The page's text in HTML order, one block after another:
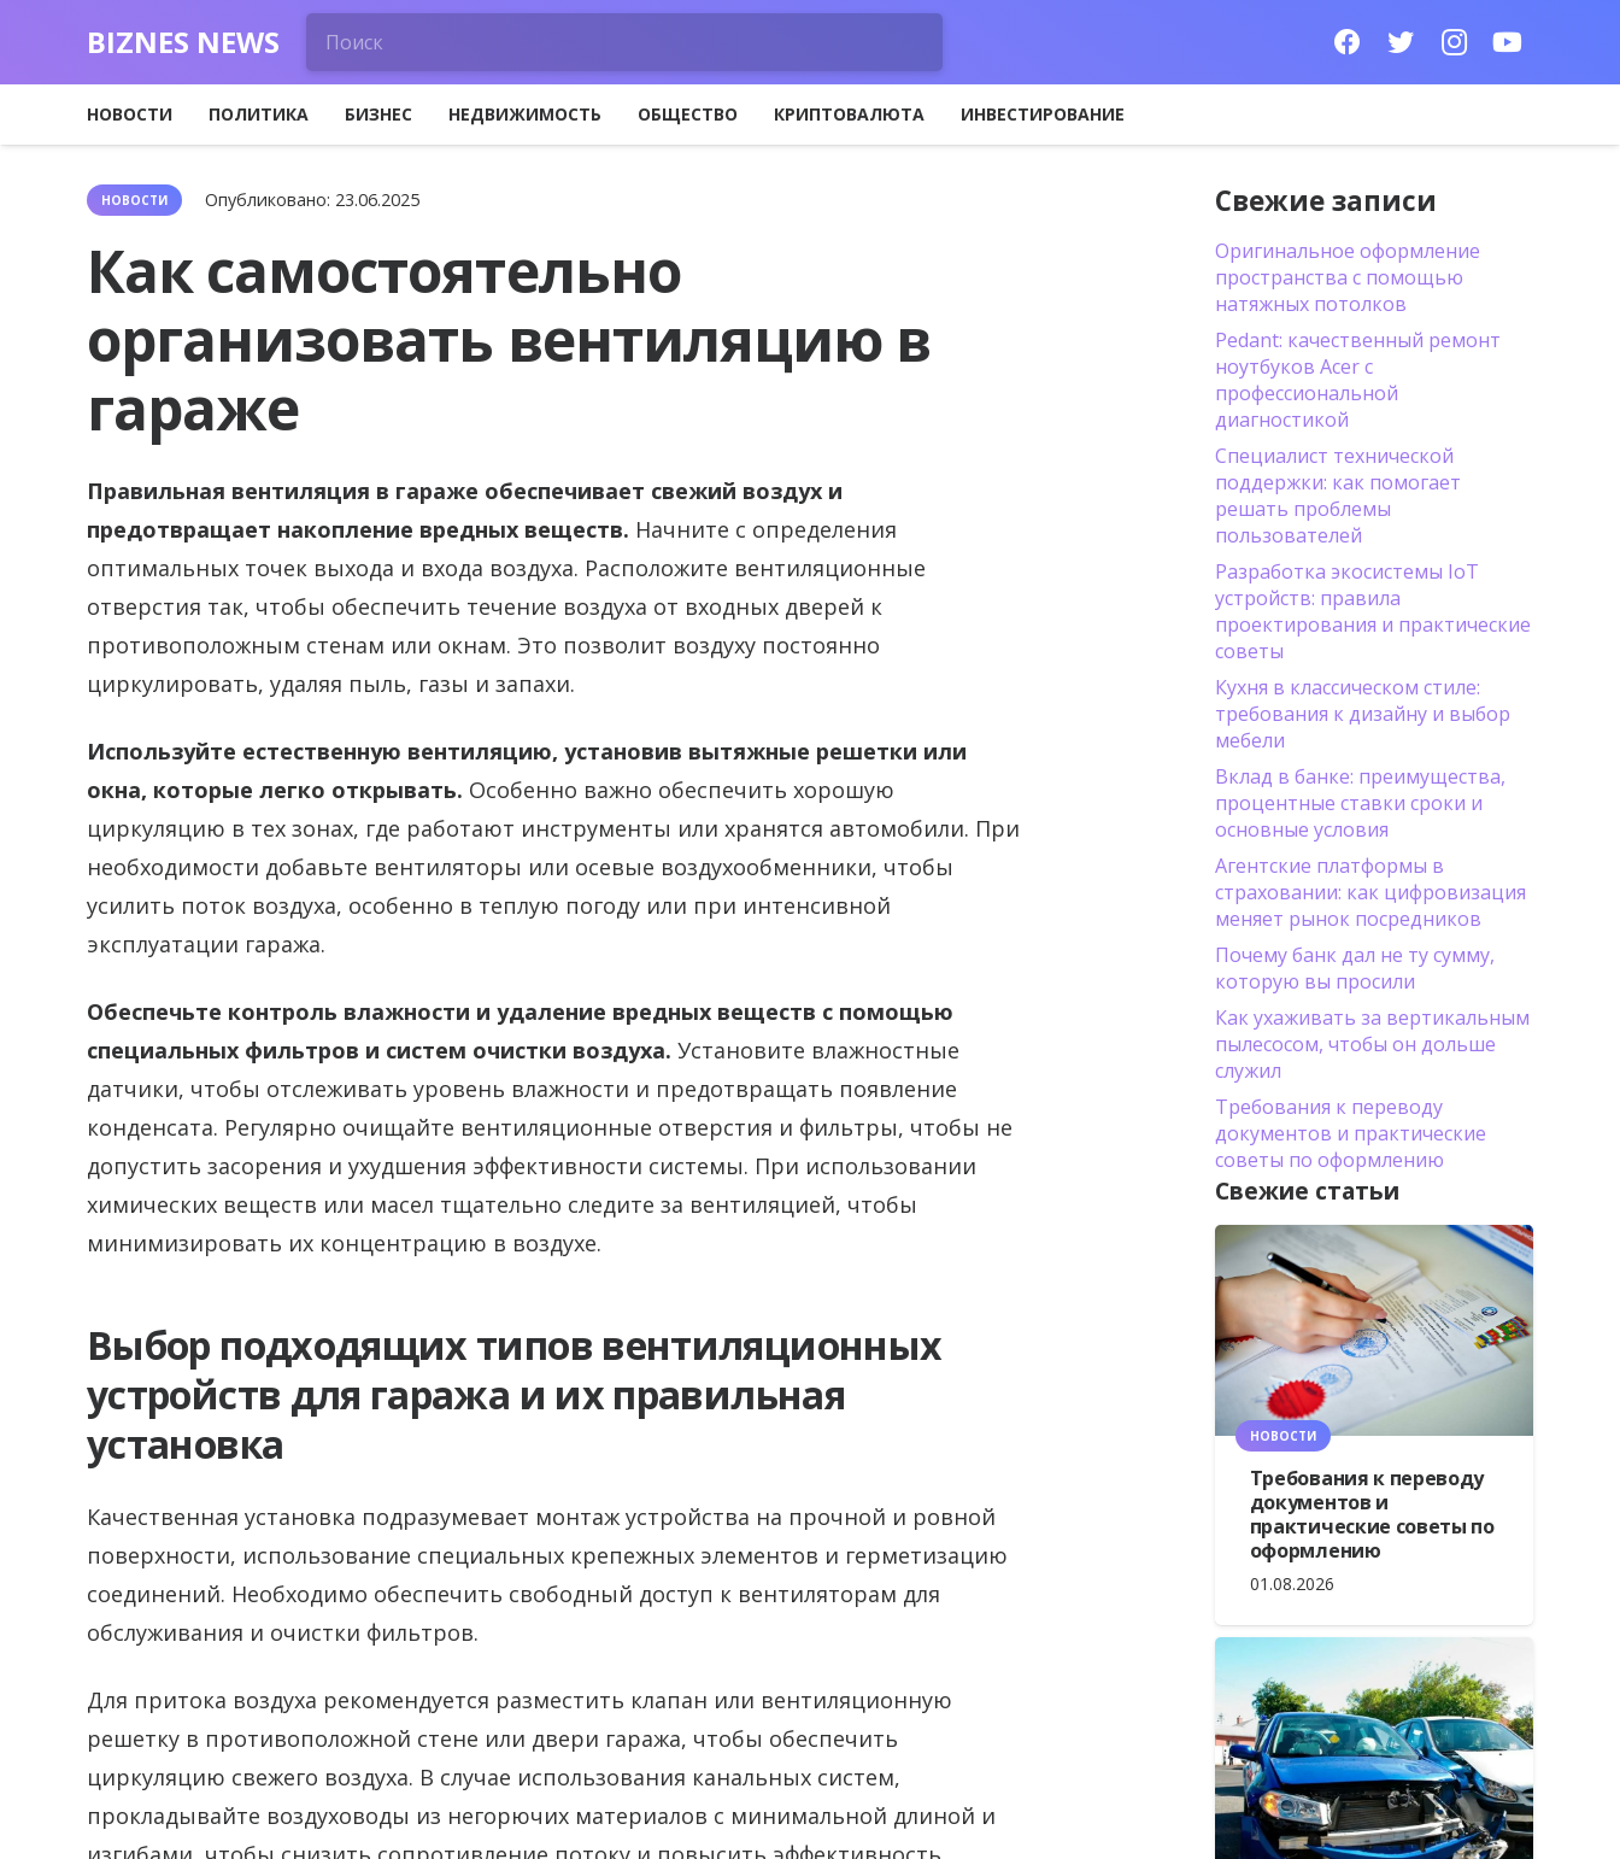
BIZNES NEWS
НОВОСТИ ПОЛИТИКА БИЗНЕС НЕДВИЖИМОСТЬ ОБЩЕСТВО КРИПТОВАЛЮТА ИНВЕСТИРОВАНИЕ
НОВОСТИ Опубликовано: 23.06.2025
Как самостоятельно
организовать вентиляцию в
гараже
Правильная вентиляция в гараже обеспечивает свежий воздух и
предотвращает накопление вредных веществ. Начните с определения
оптимальных точек выхода и входа воздуха. Расположите вентиляционные
отверстия так, чтобы обеспечить течение воздуха от входных дверей к
противоположным стенам или окнам. Это позволит воздуху постоянно
циркулировать, удаляя пыль, газы и запахи.
Используйте естественную вентиляцию, установив вытяжные решетки или
окна, которые легко открывать. Особенно важно обеспечить хорошую
циркуляцию в тех зонах, где работают инструменты или хранятся автомобили. При
необходимости добавьте вентиляторы или осевые воздухообменники, чтобы
усилить поток воздуха, особенно в теплую погоду или при интенсивной
эксплуатации гаража.
Обеспечьте контроль влажности и удаление вредных веществ с помощью
специальных фильтров и систем очистки воздуха. Установите влажностные
датчики, чтобы отслеживать уровень влажности и предотвращать появление
конденсата. Регулярно очищайте вентиляционные отверстия и фильтры, чтобы не
допустить засорения и ухудшения эффективности системы. При использовании
химических веществ или масел тщательно следите за вентиляцией, чтобы
минимизировать их концентрацию в воздухе.
Выбор подходящих типов вентиляционных
устройств для гаража и их правильная
установка
Качественная установка подразумевает монтаж устройства на прочной и ровной
поверхности, использование специальных крепежных элементов и герметизацию
соединений. Необходимо обеспечить свободный доступ к вентиляторам для
обслуживания и очистки фильтров.
Для притока воздуха рекомендуется разместить клапан или вентиляционную
решетку в противоположной стене или двери гаража, чтобы обеспечить
циркуляцию свежего воздуха. В случае использования канальных систем,
прокладывайте воздуховоды из негорючих материалов с минимальной длиной и
Свежие записи
Оригинальное оформление
пространства с помощью
натяжных потолков
Pedant: качественный ремонт
ноутбуков Acer с
профессиональной
диагностикой
Специалист технической
поддержки: как помогает
решать проблемы
пользователей
Разработка экосистемы IoT
устройств: правила
проектирования и практические
советы
Кухня в классическом стиле:
требования к дизайну и выбор
мебели
Вклад в банке: преимущества,
процентные ставки сроки и
основные условия
Агентские платформы в
страховании: как цифровизация
меняет рынок посредников
Почему банк дал не ту сумму,
которую вы просили
Как ухаживать за вертикальным
пылесосом, чтобы он дольше
служил
Требования к переводу
документов и практические
советы по оформлению
Свежие статьи
НОВОСТИ
Требования к переводу
документов и
практические советы по
оформлению
01.08.2026